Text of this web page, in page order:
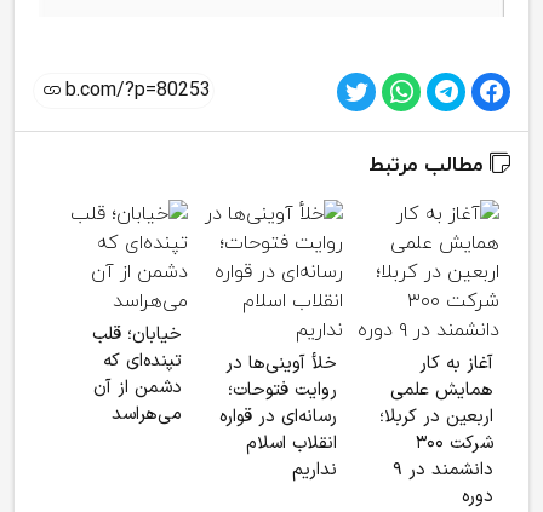
مطالب مرتبط
آغاز به کار
همایش علمی
اربعین در کربلا؛
شرکت ۳۰۰
دانشمند در ۹
دوره
خلأ آوینی‌ها در
روایت فتوحات؛
رسانه‌ای در قواره
انقلاب اسلام
نداریم
خیابان؛ قلب
تپنده‌ای که
دشمن از آن
می‌هراسد